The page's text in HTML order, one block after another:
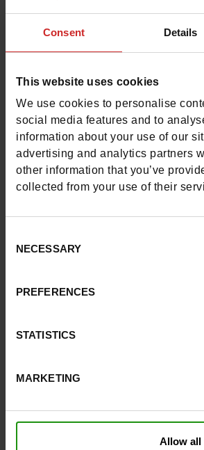
Consent Details
This website uses cookies
We use cookies to personalise
social media features and to
information about your use of our
advertising and analytics partners
other information that you’ve
collected from your use of their
Selection
NECESSARY
PREFERENCES
STATISTICS
MARKETING
Allow all
prêt-à-porter masculin. Vivante et
Morato s'adresse à une nouvelle
Leschaussures Antony Morato
la journée, tout en conservant un
est conçue pour offrir un
choix incontournable pour ceux
matière de chaussure.
Belgique et au Luxembourg ainsi
. La plupart des modèles
aux couleurs